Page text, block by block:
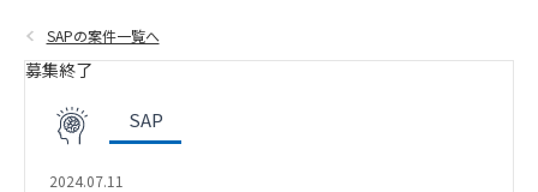
SAPの案件一覧へ
募集終了
SAP
2024.07.11